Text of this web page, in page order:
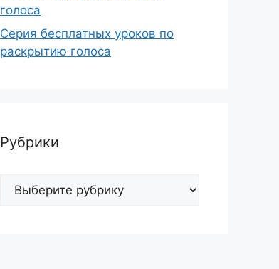
голоса
Серия бесплатных уроков по
раскрытию голоса
Рубрики
Рубрики